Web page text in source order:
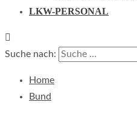
LKW-PERSONAL
Suche nach:
Home
Bund